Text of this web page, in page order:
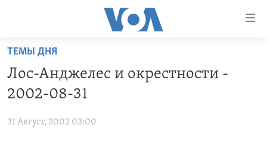
Перейти
основной
контент
ПРОГРАММЫ
НОВОСТИ ЗА МИНУТУ
УЧИМ АНГЛИЙСКИЙ
ЭКСПЕРТИЗА
ТЕМЫ ДНЯ
Лос-Анджелес и окрестности -
2002-08-31
31 Август, 2002 03:00